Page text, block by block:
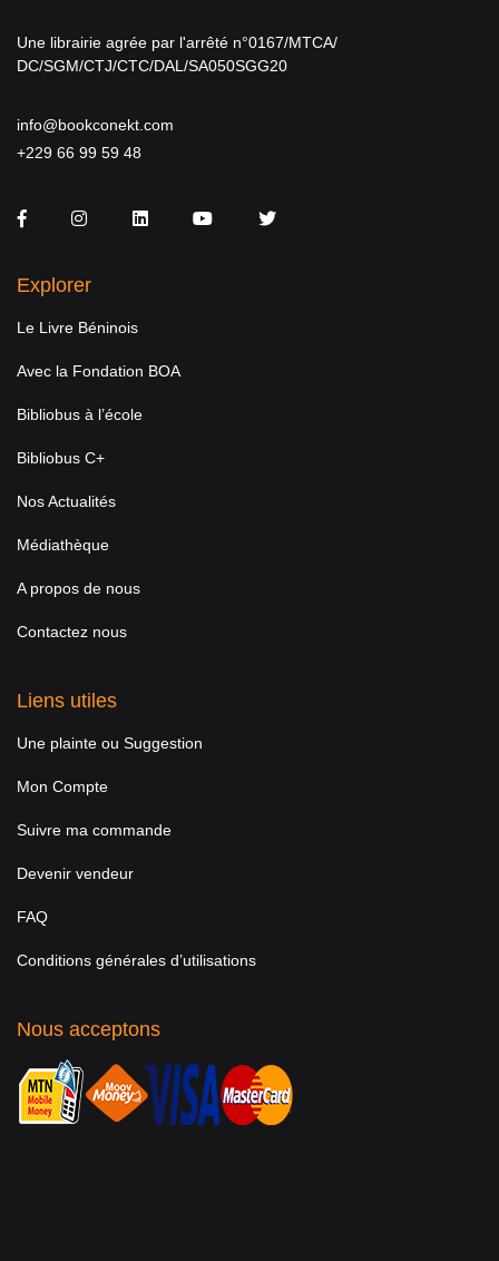
Une librairie agrée par l'arrêté n°0167/MTCA/
DC/SGM/CTJ/CTC/DAL/SA050SGG20
info@bookconekt.com
+229 66 99 59 48
FacebookInstagramLinkedInYou TubeTwitter
Explorer
Le Livre Béninois
Avec la Fondation BOA
Bibliobus à l’école
Bibliobus C+
Nos Actualités
Médiathèque
A propos de nous
Contactez nous
Liens utiles
Une plainte ou Suggestion
Mon Compte
Suivre ma commande
Devenir vendeur
FAQ
Conditions générales d’utilisations
Nous acceptons